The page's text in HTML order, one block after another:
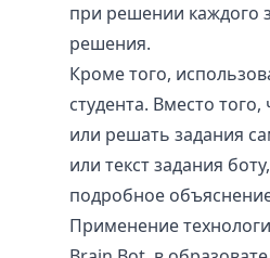
при решении каждого
решения.
Кроме того,
студента. Вместо
или решать задания
или текст задания
подробное
Применение